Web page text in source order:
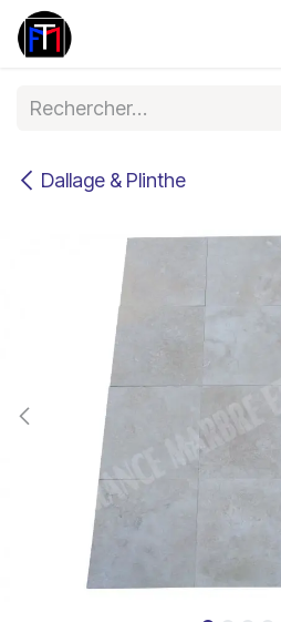
Se rendre au contenu
Dallage & Plinthe